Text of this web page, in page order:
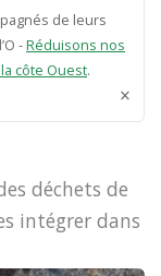
de leurs
-Réduisons nos
côte Ouest.
×
déchets de
intégrer dans